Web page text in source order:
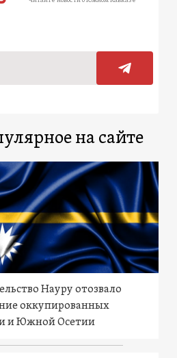
на сайте
Науру отозвало
оккупированных
и Южной Осетии